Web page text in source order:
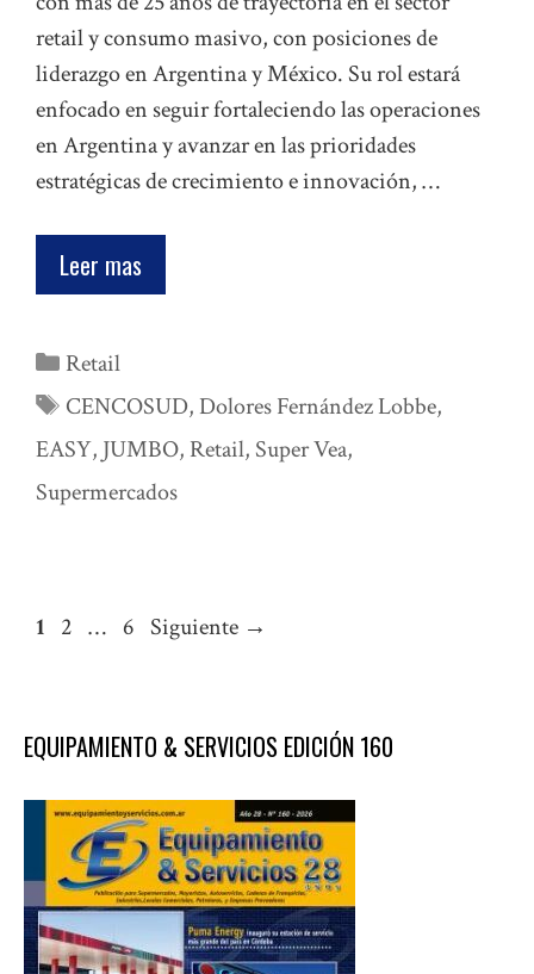
retail y consumo masivo, con posiciones de
liderazgo en Argentina y México. Su rol estará
enfocado en seguir fortaleciendo las operaciones
en Argentina y avanzar en las prioridades
estratégicas de crecimiento e innovación, …
Leer mas
Categorías
Retail
Etiquetas
CENCOSUD,Dolores Fernández Lobbe,
EASY, JUMBO, Retail, Super Vea,
Supermercados
Página
1 Página
2 … Página
6 Siguiente →
EQUIPAMIENTO & SERVICIOS EDICIÓN 160